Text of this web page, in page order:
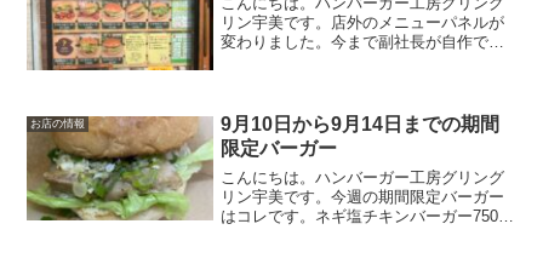
リン宇美です。店外のメニューパネルが
変わりました。今まで副社長が自作でメ
ってもらったメニューパネ...
お店の情報
9月10日から9月14日までの期間
限定バーガー
こんにちは。ハンバーガー工房グリング
リン宇美です。今週の期間限定バーガー
はコレです。ネギ塩チキンバーガー750円